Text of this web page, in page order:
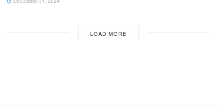
LOAD MORE